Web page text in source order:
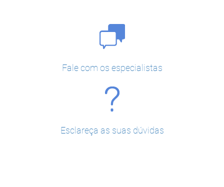
Fale com os especialistas
Esclareça as suas dúvidas